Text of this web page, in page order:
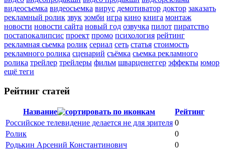
видеосъемка видеосьемка вирус демотиватор доктор заказать
рекламный ролик звук зомби игра кино книга монтаж
новости новости сайта новый год озвучка пилот пиратство
постапокалипсис проект промо психология рейтинг
рекламная сьемка ролик сериал сеть статья стоимость
рекламного ролика сценарий съёмка сьемка рекламного
ролика трейлер трейлеры фильм шварценеггер эффекты юмор
ещё теги
Рейтинг статей
Название
Рейтинг
Российское телевидение делается не для зрителя 0
Ролик
0
Родькин Арсений Константинович
0